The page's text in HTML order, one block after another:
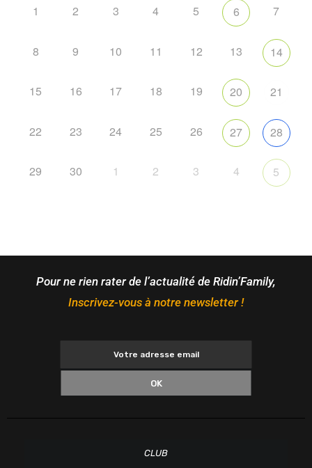
1 2 3 4 5 6 7
8 9 10 11 12 13 14
15 16 17 18 19 20 21
22 23 24 25 26 27 28
29 30 1 2 3 4 5
Pour ne rien rater de l’actualité de Ridin’Family,
Inscrivez-vous à notre newsletter !
OK
CLUB